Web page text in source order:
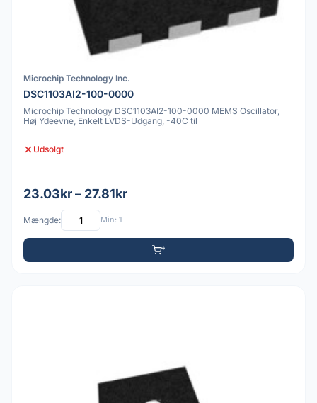
Microchip Technology Inc.
DSC1103AI2-100-0000
Microchip Technology DSC1103AI2-100-0000 MEMS Oscillator,
Høj Ydeevne, Enkelt LVDS-Udgang, -40C til
Udsolgt
23.03kr – 27.81kr
Mængde: Min: 1